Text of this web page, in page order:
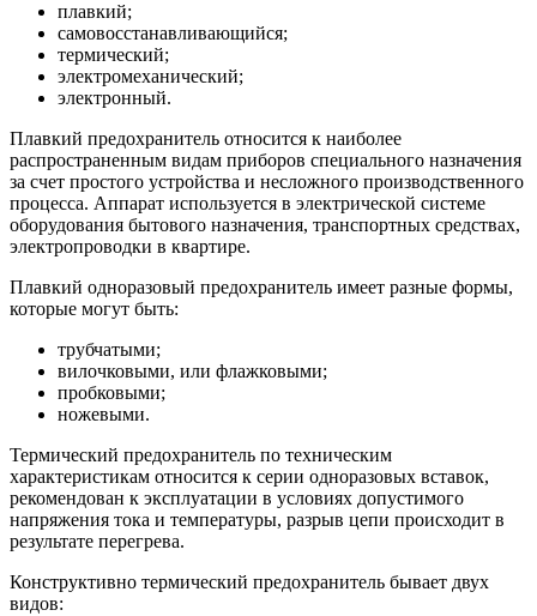
плавкий;
самовосстанавливающийся;
термический;
электромеханический;
электронный.
Плавкий предохранитель относится к наиболее
распространенным видам приборов специального назначения
за счет простого устройства и несложного производственного
процесса. Аппарат используется в электрической системе
оборудования бытового назначения, транспортных средствах,
электропроводки в квартире.
Плавкий одноразовый предохранитель имеет разные формы,
которые могут быть:
трубчатыми;
вилочковыми, или флажковыми;
пробковыми;
ножевыми.
Термический предохранитель по техническим
характеристикам относится к серии одноразовых вставок,
рекомендован к эксплуатации в условиях допустимого
напряжения тока и температуры, разрыв цепи происходит в
результате перегрева.
Конструктивно термический предохранитель бывает двух
видов: